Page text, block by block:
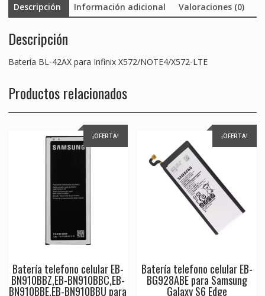
Descripción Información adicional Valoraciones (0)
Descripción
Batería BL-42AX para Infinix X572/NOTE4/X572-LTE
Productos relacionados
¡OFERTA!
Batería telefono celular EB-
BN910BBZ,EB-BN910BBC,EB-
BN910BBE,EB-BN910BBU para
¡OFERTA!
Batería telefono celular EB-
BG928ABE para Samsung
Galaxy S6 Edge